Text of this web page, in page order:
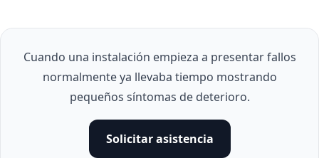
Cuando una instalación empieza a presentar fallos
normalmente ya llevaba tiempo mostrando
pequeños síntomas de deterioro.
Solicitar asistencia